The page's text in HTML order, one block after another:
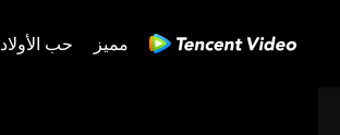
مميز حب الأولاد